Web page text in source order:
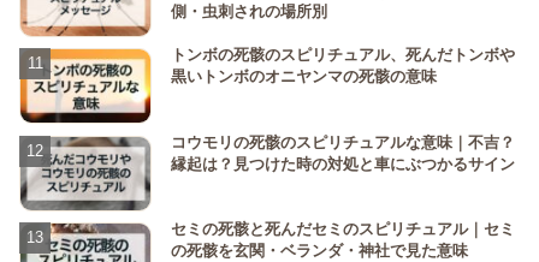
側・虫刺されの場所別
トンボの死骸のスピリチュアル、死んだトンボや
黒いトンボのオニヤンマの死骸の意味
コウモリの死骸のスピリチュアルな意味｜不吉？
縁起は？見つけた時の対処と車にぶつかるサイン
セミの死骸と死んだセミのスピリチュアル｜セミ
の死骸を玄関・ベランダ・神社で見た意味